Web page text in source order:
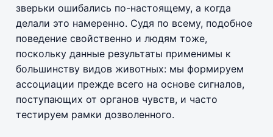
зверьки ошибались по-настоящему, а когда
делали это намеренно. Судя по всему, подобное
поведение свойственно и людям тоже,
поскольку данные результаты применимы к
большинству видов животных: мы формируем
ассоциации прежде всего на основе сигналов,
поступающих от органов чувств, и часто
тестируем рамки дозволенного.